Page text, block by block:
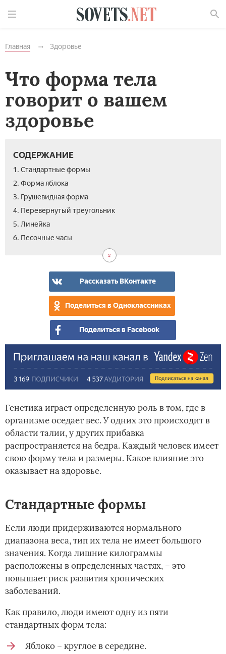
Главная Здоровье
Что форма тела
говорит о вашем
здоровье
СОДЕРЖАНИЕ
1. Стандартные формы
2. Форма яблока
3. Грушевидная форма
4. Перевернутый треугольник
5. Линейка
6. Песочные часы
Рассказать ВКонтакте
Поделиться в Одноклассниках
Поделиться в Facebook
Генетика играет определенную роль в том, где в
организме оседает вес. У одних это происходит в
области талии, у других прибавка
распространяется на бедра. Каждый человек имеет
свою форму тела и размеры. Какое влияние это
оказывает на здоровье.
Стандартные формы
Если люди придерживаются нормального
диапазона веса, тип их тела не имеет большого
значения. Когда лишние килограммы
расположены в определенных частях, – это
повышает риск развития хронических
заболеваний.
Как правило, люди имеют одну из пяти
стандартных форм тела:
Яблоко – круглое в середине.